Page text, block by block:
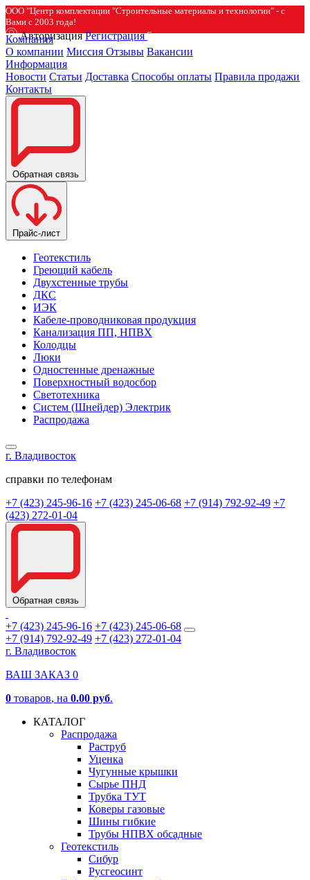
ООО "Центр комплектации "Строительные материалы и технологии" - с
Вами с 2003 года!
Авторизация Регистрация
Компания
О компании Миссия Отзывы Вакансии
Информация
Новости Статьи Доставка Способы оплаты Правила продажи
Контакты
Обратная связь
Прайс-лист
Геотекстиль
Греющий кабель
Двухстенные трубы
ДКС
ИЭК
Кабеле-проводниковая продукция
Канализация ПП, НПВХ
Колодцы
Люки
Одностенные дренажные
Поверхностный водосбор
Светотехника
Систем (Шнейдер) Электрик
Распродажа
г. Владивосток
справки по телефонам
+7 (423) 245-96-16 +7 (423) 245-06-68 +7 (914) 792-92-49 +7
(423) 272-01-04
Обратная связь
+7 (423) 245-96-16 +7 (423) 245-06-68
+7 (914) 792-92-49 +7 (423) 272-01-04
г. Владивосток
ВАШ ЗАКАЗ 0
0 товаров, на 0.00 руб.
КАТАЛОГ
Распродажа
Раструб
Уценка
Чугунные крышки
Сырье ПНД
Трубка ТУТ
Коверы газовые
Шины гибкие
Трубы НПВХ обсадные
Геотекстиль
Сибур
Русгеосинт